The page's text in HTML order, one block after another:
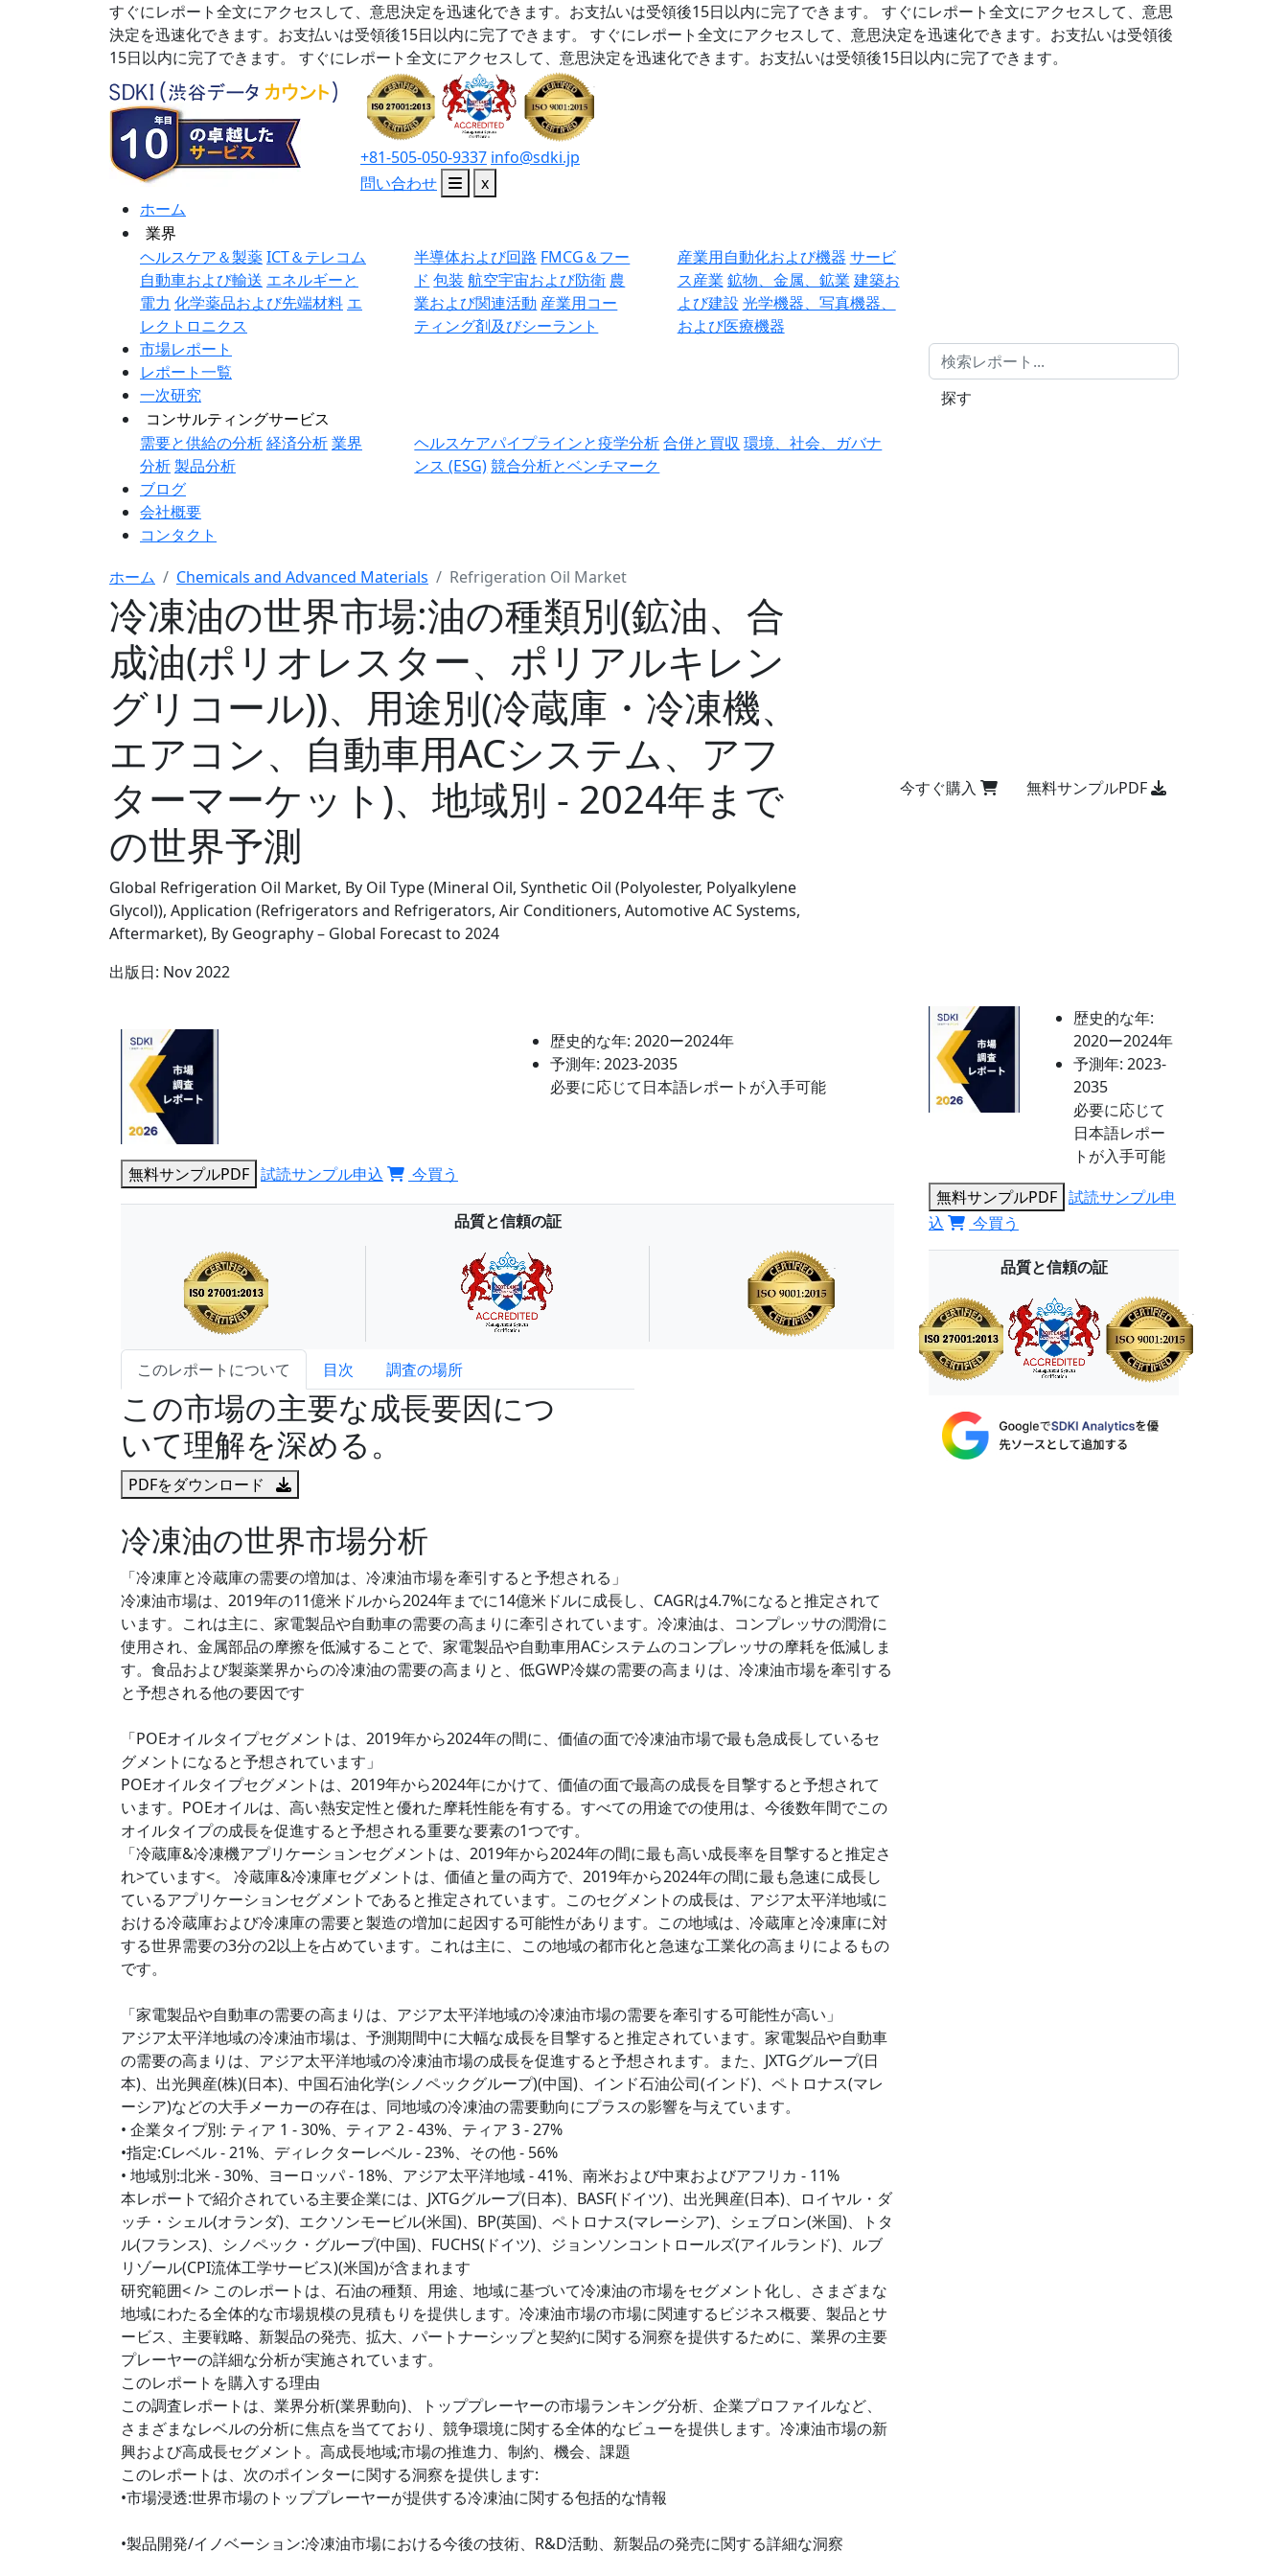
すぐにレポート全文にアクセスして、意思決定を迅速化できます。お支払いは受領後15日以内に完了できます。
すぐにレポート全文にアクセスして、意思
決定を迅速化できます。お支払いは受領後15日以内に完了できます。
すぐにレポート全文にアクセスして、意思決定を迅速化できます。お支払いは受領後
15日以内に完了できます。
すぐにレポート全文にアクセスして、意思決定を迅速化できます。お支払いは受領後15日以内に完了できます。
+81-505-050-9337 info@sdki.jp
問い合わせ
x
ホーム
業界
ヘルスケア＆製薬ICT＆テレコム
自動車および輸送 エネルギーと
電力 化学薬品および先端材料 エ
レクトロニクス
半導体および回路 FMCG＆フー
ド 包装 航空宇宙および防衛 農
業および関連活動 産業用コー
ティング剤及びシーラント
産業用自動化および機器 サービ
ス産業 鉱物、金属、鉱業 建築お
よび建設 光学機器、写真機器、
および医療機器
市場レポート
レポート一覧
一次研究
コンサルティングサービス
需要と供給の分析経済分析業界
分析製品分析
ヘルスケアパイプラインと疫学分析合併と買収 環境、社会、ガバナ
ンス (ESG)競合分析とベンチマーク
ブログ
会社概要
コンタクト
探す
ホーム Chemicals and Advanced Materials Refrigeration Oil Market
冷凍油の世界市場:油の種類別(鉱油、合
成油(ポリオレスター、ポリアルキレン
グリコール))、用途別(冷蔵庫・冷凍機、
エアコン、自動車用ACシステム、アフ
ターマーケット)、地域別 - 2024年まで
の世界予測
Global Refrigeration Oil Market, By Oil Type (Mineral Oil, Synthetic Oil (Polyolester, Polyalkylene
Glycol)), Application (Refrigerators and Refrigerators, Air Conditioners, Automotive AC Systems,
Aftermarket), By Geography – Global Forecast to 2024
出版日: Nov 2022
今すぐ購入 無料サンプルPDF
歴史的な年: 2020ー2024年
予測年: 2023-2035
必要に応じて日本語レポートが入手可能
無料サンプルPDF 試読サンプル申込 今買う
品質と信頼の証
このレポートについて 目次 調査の場所
この市場の主要な成長要因につ
いて理解を深める。
PDFをダウンロード
冷凍油の世界市場分析
「冷凍庫と冷蔵庫の需要の増加は、冷凍油市場を牽引すると予想される」
冷凍油市場は、2019年の11億米ドルから2024年までに14億米ドルに成長し、CAGRは4.7%になると推定されて
います。これは主に、家電製品や自動車の需要の高まりに牽引されています。冷凍油は、コンプレッサの潤滑に
使用され、金属部品の摩擦を低減することで、家電製品や自動車用ACシステムのコンプレッサの摩耗を低減しま
す。食品および製薬業界からの冷凍油の需要の高まりと、低GWP冷媒の需要の高まりは、冷凍油市場を牽引する
と予想される他の要因です
「POEオイルタイプセグメントは、2019年から2024年の間に、価値の面で冷凍油市場で最も急成長しているセ
グメントになると予想されています」
POEオイルタイプセグメントは、2019年から2024年にかけて、価値の面で最高の成長を目撃すると予想されて
います。POEオイルは、高い熱安定性と優れた摩耗性能を有する。すべての用途での使用は、今後数年間でこの
オイルタイプの成長を促進すると予想される重要な要素の1つです。
「冷蔵庫&冷凍機アプリケーションセグメントは、2019年から2024年の間に最も高い成長率を目撃すると推定さ
れ>ています<。 冷蔵庫&冷凍庫セグメントは、価値と量の両方で、2019年から2024年の間に最も急速に成長し
ているアプリケーションセグメントであると推定されています。このセグメントの成長は、アジア太平洋地域に
おける冷蔵庫および冷凍庫の需要と製造の増加に起因する可能性があります。この地域は、冷蔵庫と冷凍庫に対
する世界需要の3分の2以上を占めています。これは主に、この地域の都市化と急速な工業化の高まりによるもの
です。
「家電製品や自動車の需要の高まりは、アジア太平洋地域の冷凍油市場の需要を牽引する可能性が高い」
アジア太平洋地域の冷凍油市場は、予測期間中に大幅な成長を目撃すると推定されています。家電製品や自動車
の需要の高まりは、アジア太平洋地域の冷凍油市場の成長を促進すると予想されます。また、JXTGグループ(日
本)、出光興産(株)(日本)、中国石油化学(シノペックグループ)(中国)、インド石油公司(インド)、ペトロナス(マレ
ーシア)などの大手メーカーの存在は、同地域の冷凍油の需要動向にプラスの影響を与えています。
• 企業タイプ別: ティア 1 - 30%、ティア 2 - 43%、ティア 3 - 27%
•指定:Cレベル - 21%、ディレクターレベル - 23%、その他 - 56%
• 地域別:北米 - 30%、ヨーロッパ - 18%、アジア太平洋地域 - 41%、南米および中東およびアフリカ - 11%
本レポートで紹介されている主要企業には、JXTGグループ(日本)、BASF(ドイツ)、出光興産(日本)、ロイヤル・ダ
ッチ・シェル(オランダ)、エクソンモービル(米国)、BP(英国)、ペトロナス(マレーシア)、シェブロン(米国)、トタ
ル(フランス)、シノペック・グループ(中国)、FUCHS(ドイツ)、ジョンソンコントロールズ(アイルランド)、ルブ
リゾール(CPI流体工学サービス)(米国)が含まれます
研究範囲< /> このレポートは、石油の種類、用途、地域に基づいて冷凍油の市場をセグメント化し、さまざまな
地域にわたる全体的な市場規模の見積もりを提供します。冷凍油市場の市場に関連するビジネス概要、製品とサ
ービス、主要戦略、新製品の発売、拡大、パートナーシップと契約に関する洞察を提供するために、業界の主要
プレーヤーの詳細な分析が実施されています。
このレポートを購入する理由
この調査レポートは、業界分析(業界動向)、トッププレーヤーの市場ランキング分析、企業プロファイルなど、
さまざまなレベルの分析に焦点を当てており、競争環境に関する全体的なビューを提供します。冷凍油市場の新
興および高成長セグメント。高成長地域;市場の推進力、制約、機会、課題
このレポートは、次のポインターに関する洞察を提供します:
•市場浸透:世界市場のトッププレーヤーが提供する冷凍油に関する包括的な情報
•製品開発/イノベーション:冷凍油市場における今後の技術、R&D活動、新製品の発売に関する詳細な洞察
歴史的な年:
2020ー2024年
予測年: 2023-
2035
必要に応じて
日本語レポー
トが入手可能
無料サンプルPDF 試読サンプル申
込
今買う
品質と信頼の証